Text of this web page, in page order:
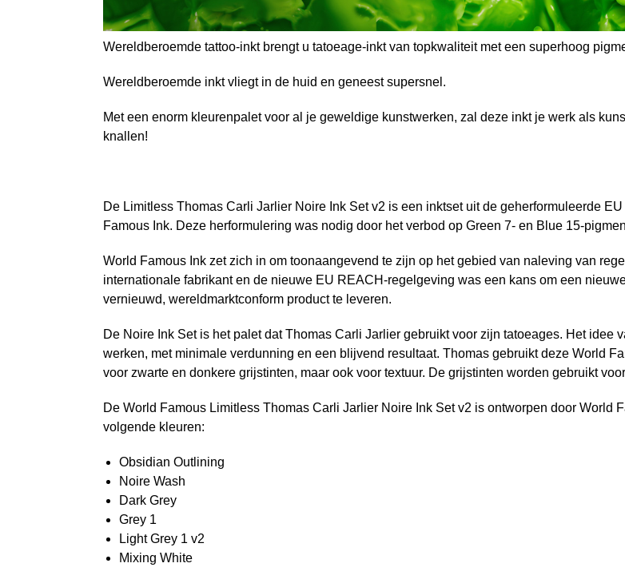
Wereldberoemde tattoo-inkt brengt u tatoeage-inkt van topkwaliteit met een superhoog
Wereldberoemde inkt vliegt in de huid en geneest supersnel.
Met een enorm kleurenpalet voor al je geweldige kunstwerken, zal deze inkt je werk als
knallen!
De Limitless Thomas Carli Jarlier Noire Ink Set v2 is een inktset uit de geherformuleerde
Famous Ink. Deze herformulering was nodig door het verbod op Green 7- en Blue 15-
World Famous Ink zet zich in om toonaangevend te zijn op het gebied van naleving van
internationale fabrikant en de nieuwe EU REACH-regelgeving was een kans om een
vernieuwd, wereldmarktconform product te leveren.
De Noire Ink Set is het palet dat Thomas Carli Jarlier gebruikt voor zijn tatoeages. Het idee
werken, met minimale verdunning en een blijvend resultaat. Thomas gebruikt deze World
voor zwarte en donkere grijstinten, maar ook voor textuur. De grijstinten worden gebruikt
De World Famous Limitless Thomas Carli Jarlier Noire Ink Set v2 is ontworpen door World
volgende kleuren:
Obsidian Outlining
Noire Wash
Dark Grey
Grey 1
Light Grey 1 v2
Mixing White